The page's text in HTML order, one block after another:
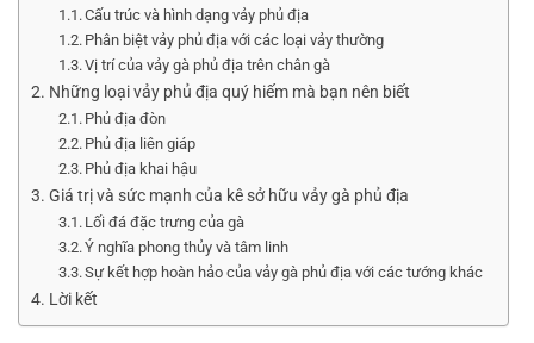
Cấu trúc và hình dạng vảy phủ địa
Phân biệt vảy phủ địa với các loại vảy thường
Vị trí của vảy gà phủ địa trên chân gà
Những loại vảy phủ địa quý hiếm mà bạn nên biết
Phủ địa đòn
Phủ địa liên giáp
Phủ địa khai hậu
Giá trị và sức mạnh của kê sở hữu vảy gà phủ địa
Lối đá đặc trưng của gà
Ý nghĩa phong thủy và tâm linh
Sự kết hợp hoàn hảo của vảy gà phủ địa với các tướng khác
Lời kết